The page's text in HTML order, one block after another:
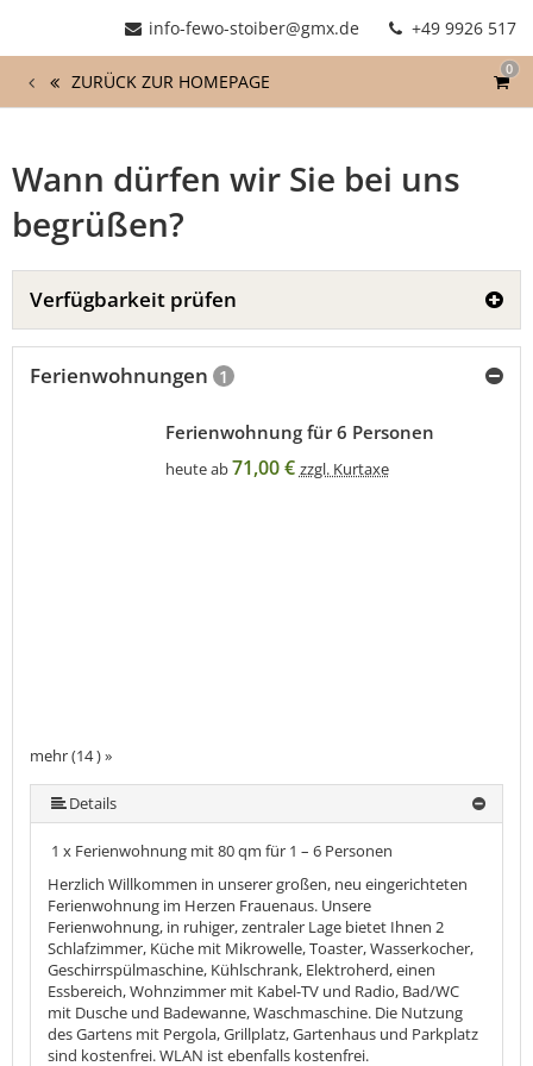
info-fewo-stoiber@gmx.de +49 9926 517
0
ZURÜCK ZUR HOMEPAGE
Wann dürfen wir Sie bei uns
begrüßen?
Verfügbarkeit prüfen
Ferienwohnungen 1
mehr (14 ) »
mehr (14 ) »
mehr (14 ) »
mehr (14 ) »
mehr (14 ) »
mehr (14 ) »
mehr (14 ) »
mehr (14 ) »
mehr (14 ) »
mehr (14 ) »
mehr (14 ) »
Ferienwohnung für 6 Personen
heute ab71,00 € zzgl. Kurtaxe
Details
1 x Ferienwohnung mit 80 qm für 1 – 6 Personen
Herzlich Willkommen in unserer großen, neu eingerichteten
Ferienwohnung im Herzen Frauenaus. Unsere
Ferienwohnung, in ruhiger, zentraler Lage bietet Ihnen 2
Schlafzimmer, Küche mit Mikrowelle, Toaster, Wasserkocher,
Geschirrspülmaschine, Kühlschrank, Elektroherd, einen
Essbereich, Wohnzimmer mit Kabel-TV und Radio, Bad/WC
mit Dusche und Badewanne, Waschmaschine. Die Nutzung
des Gartens mit Pergola, Grillplatz, Gartenhaus und Parkplatz
sind kostenfrei. WLAN ist ebenfalls kostenfrei.